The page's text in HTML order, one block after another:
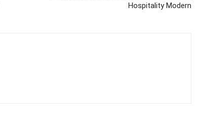
Hospitality Modern